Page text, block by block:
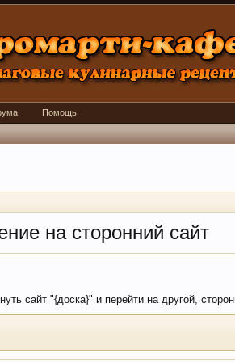
на сторонний сайт
сайт "{доска}" и перейти на другой,
Помощь